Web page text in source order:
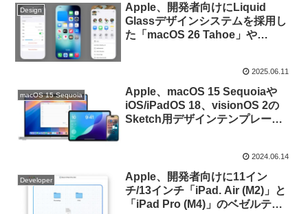
Design
Apple、開発者向けにLiquid
Glassデザインシステムを採用し
た「macOS 26 Tahoe」や
2025.06.11
macOS 15 Sequoia
Apple、macOS 15 Sequoiaや
iOS/iPadOS 18、visionOS 2の
Sketch用デザインテンプレート
2024.06.14
Developer
Apple、開発者向けに11イン
チ/13インチ「iPad. Air (M2)」と
「iPad Pro (M4)」のベゼルテン